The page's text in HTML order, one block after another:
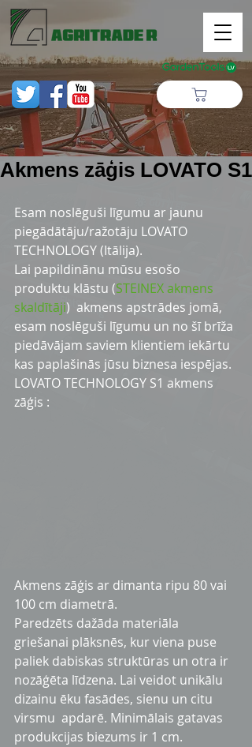
Akmens zāģis LOVATO S1
Esam noslēguši līgumu ar jaunu
piegādātāju/ražotāju LOVATO
TECHNOLOGY (Itālija).
Lai papildinānu mūsu esošo
produktu klāstu (STEINEX akmens
skaldītāji)  akmens apstrādes jomā,
esam noslēguši līgumu un no šī brīža
piedāvājam saviem klientiem iekārtu
kas paplašinās jūsu biznesa iespējas.
LOVATO TECHNOLOGY S1 akmens
zāģis :
Akmens zāģis ar dimanta ripu 80 vai
100 cm diametrā.
Paredzēts dažāda materiāla
griešanai plāksnēs, kur viena puse
paliek dabiskas struktūras un otra ir
nozāģēta līdzena. Lai veidot unikālu
dizainu ēku fasādes, sienu un citu
virsmu  apdarē. Minimālais gatavas
produkcijas biezums ir 1 cm.